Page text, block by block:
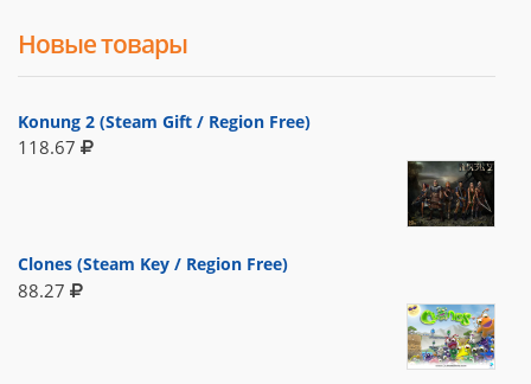
Новые товары
Konung 2 (Steam Gift / Region Free)
118.67
Clones (Steam Key / Region Free)
88.27